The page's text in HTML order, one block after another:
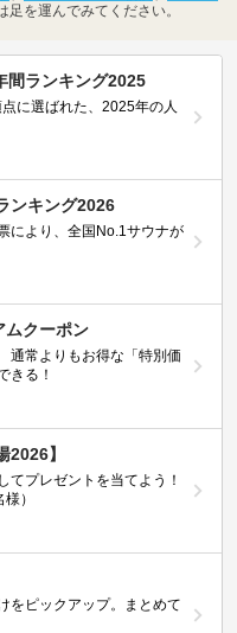
を運んでみてください。
間ランキング2025
に選ばれた、2025年の人
ンキング2026
により、全国No.1サウナが
ムクーポン
通常よりもお得な「特別価
きる！
2026】
てプレゼントを当てよう！
）
をピックアップ。まとめて